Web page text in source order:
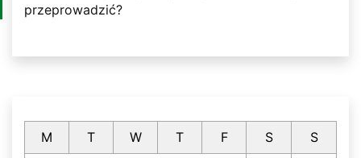
przeprowadzić?
M T W T F S
S